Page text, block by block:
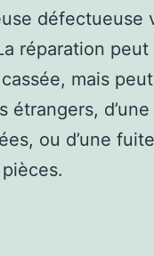
défectueuse
réparation
mais
étrangers,
ou d’une